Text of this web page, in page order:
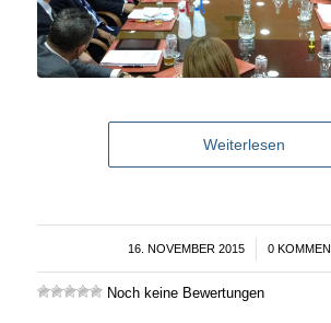
Weiterlesen
16. NOVEMBER 2015
/ 0
Noch keine Bewertungen